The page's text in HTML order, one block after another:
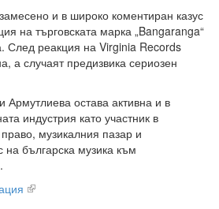
и в широко коментиран казус
на търговската марка „Bangaranga“
След реакция на Virginia Records
а случаят предизвика сериозен
Армутлиева остава активна и в
индустрия като участник в
музикалния пазар и
на българска музика към